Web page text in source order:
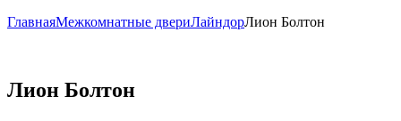
ГлавнаяМежкомнатные двериЛайндорЛион Болтон
Лион Болтон